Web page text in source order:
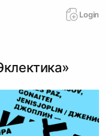
Login